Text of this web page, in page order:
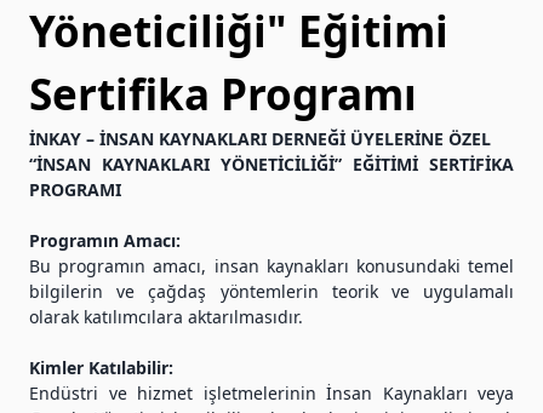
Yöneticiliği" Eğitimi
Sertifika Programı
İNKAY – İNSAN KAYNAKLARI DERNEĞİ ÜYELERİNE ÖZEL
“İNSAN KAYNAKLARI YÖNETİCİLİĞİ” EĞİTİMİ SERTİFİKA
PROGRAMI
Programın Amacı:
Bu programın amacı, insan kaynakları konusundaki temel
bilgilerin ve çağdaş yöntemlerin teorik ve uygulamalı
olarak katılımcılara aktarılmasıdır.
Kimler Katılabilir:
Endüstri ve hizmet işletmelerinin İnsan Kaynakları veya